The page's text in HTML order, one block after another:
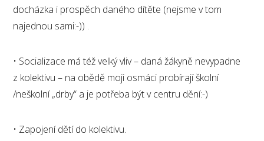
docházka i prospěch daného dítěte (nejsme v tom
najednou sami:-)) .
• Socializace má též velký vliv – daná žákyně nevypadne
z kolektivu – na obědě moji osmáci probírají školní
/neškolní „drby“ a je potřeba být v centru dění:-)
• Zapojení dětí do kolektivu.